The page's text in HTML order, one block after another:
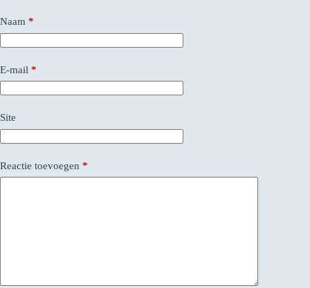
Naam *
E-mail *
Site
Reactie toevoegen *